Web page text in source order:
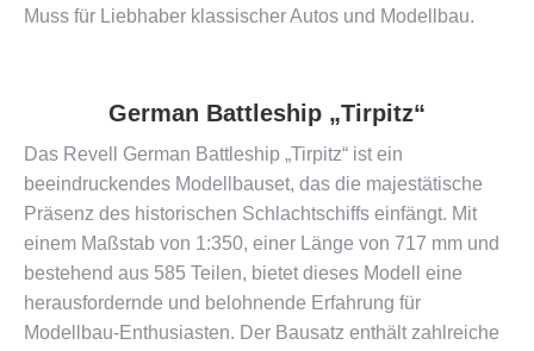
Muss für Liebhaber klassischer Autos und Modellbau.
German Battleship „Tirpitz“
Das Revell German Battleship „Tirpitz“ ist ein
beeindruckendes Modellbauset, das die majestätische
Präsenz des historischen Schlachtschiffs einfängt. Mit
einem Maßstab von 1:350, einer Länge von 717 mm und
bestehend aus 585 Teilen, bietet dieses Modell eine
herausfordernde und belohnende Erfahrung für
Modellbau-Enthusiasten. Der Bausatz enthält zahlreiche